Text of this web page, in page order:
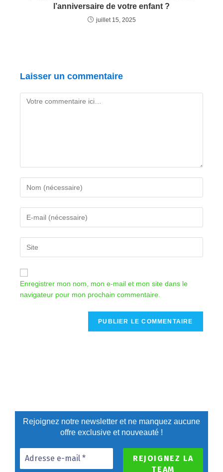
l’anniversaire de votre enfant ?
juillet 15, 2025
Laisser un commentaire
Enregistrer mon nom, mon e-mail et mon site dans le
navigateur pour mon prochain commentaire.
Rejoignez notre newsletter et ne manquez aucune
offre exclusive et nouveauté !